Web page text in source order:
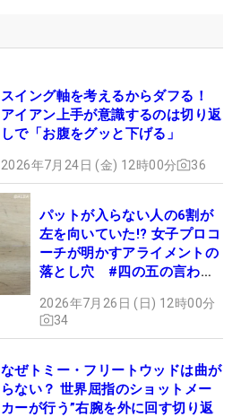
スイング軸を考えるからダフる！
アイアン上手が意識するのは切り返
しで「お腹をグッと下げる」
2026年7月24日 (金) 12時00分 36
パットが入らない人の6割が
左を向いていた!? 女子プロコ
ーチが明かすアライメントの
落とし穴 #四の五の言わず
2026年7月26日 (日) 12時00分
34
なぜトミー・フリートウッドは曲が
らない？ 世界屈指のショットメー
カーが行う”右腕を外に回す切り返